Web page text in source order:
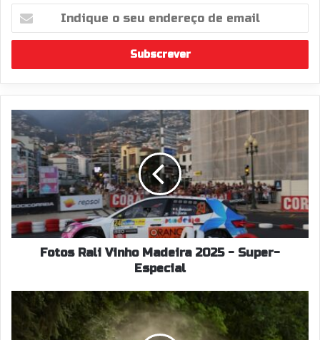
seu
de
email
Fotos
Rali
Vinho
Madeira
2025
-
Super-
Especial
Fotos Rali Vinho Madeira 2025 - Super-
Especial
Finalmente
Rovanpera
lidera